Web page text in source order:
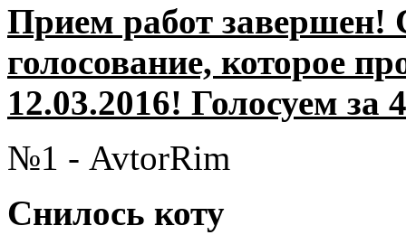
Прием работ завершен!
голосование, которое
12.03.2016! Голосуем за
№1 - AvtorRim
Снилось коту